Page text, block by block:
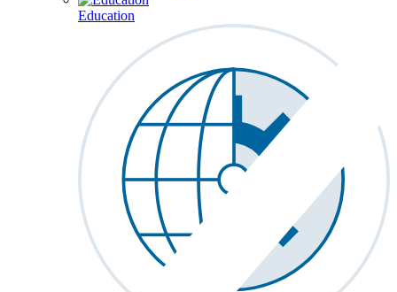
Education